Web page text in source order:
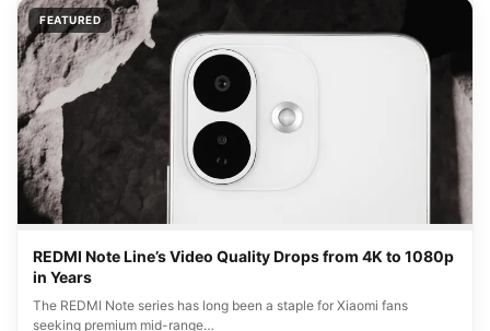
FEATURED
REDMI Note Line’s Video Quality Drops from 4K to 1080p
in Years
The REDMI Note series has long been a staple for Xiaomi fans
seeking premium mid-range…